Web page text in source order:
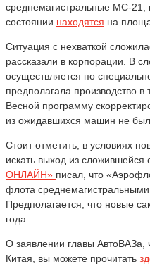
среднемагистральные МС-21,
состоянии находятся на
Ситуация с нехваткой
рассказали в корпорации. В
осуществляется по
предполагала производство
Весной программу
из ожидавшихся машин не
Стоит отметить, в условиях
искать выход из сложившейся
ОНЛАЙН» писал, что
флота
Предполагается, что новые
года.
О заявлении главы АвтоВАЗа,
Китая, вы можете прочитать